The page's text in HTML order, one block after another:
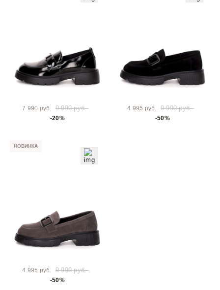
7 990 руб. 9 990 руб.
-20%
4 995 руб. 9 990 руб.
-50%
НОВИНКА
4 995 руб. 9 990 руб.
-50%